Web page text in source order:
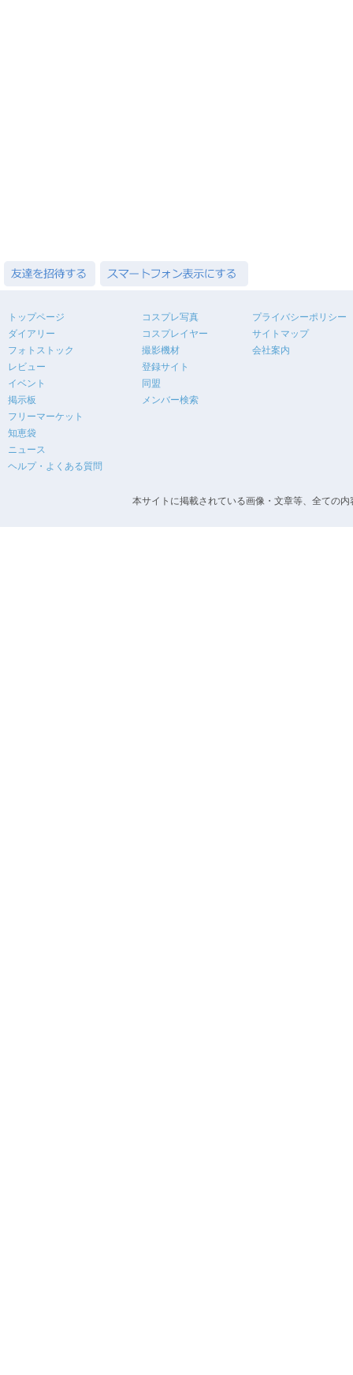
トップページ
ダイアリー
フォトストック
レビュー
イベント
掲示板
フリーマーケット
知恵袋
ニュース
ヘルプ・よくある質問
コスプレ写真
コスプレイヤー
撮影機材
登録サイト
同盟
メンバー検索
プライバシーポリシー
サイトマップ
会社案内
本サイトに掲載されている画像・文章等、全ての